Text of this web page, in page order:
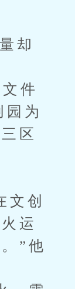
却
件
为
区
创
运
”他